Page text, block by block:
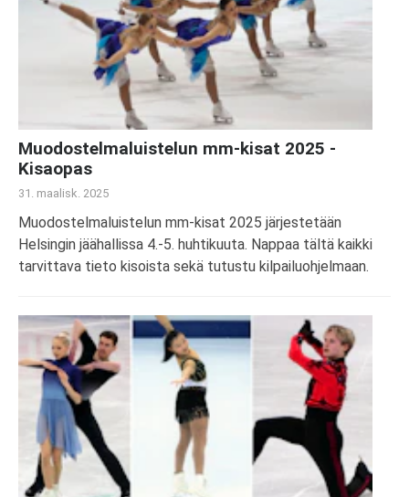
Muodostelmaluistelun mm-kisat 2025 -
Kisaopas
31. maalisk. 2025
Muodostelmaluistelun mm-kisat 2025 järjestetään
Helsingin jäähallissa 4.-5. huhtikuuta. Nappaa tältä kaikki
tarvittava tieto kisoista sekä tutustu kilpailuohjelmaan.